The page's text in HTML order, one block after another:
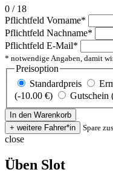
0 / 18
Pflichtfeld Vorname*
Pflichtfeld Nachname*
Pflichtfeld E-Mail*
* notwendige Angaben, damit
Preisoption
Standardpreis
(-10.00 €)
Gutschein
Spare
close
Üben Slot